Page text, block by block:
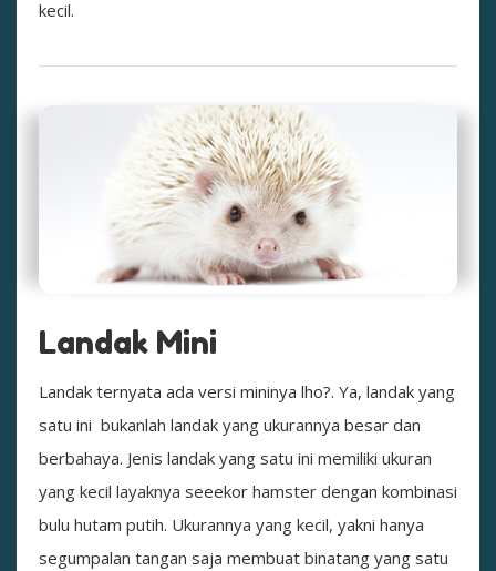
kecil.
Landak Mini
Landak ternyata ada versi mininya lho?. Ya, landak yang
satu ini bukanlah landak yang ukurannya besar dan
berbahaya. Jenis landak yang satu ini memiliki ukuran
yang kecil layaknya seeekor hamster dengan kombinasi
bulu hutam putih. Ukurannya yang kecil, yakni hanya
segumpalan tangan saja membuat binatang yang satu